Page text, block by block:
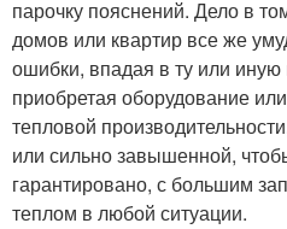
парочку пояснений. Дело в
домов или квартир все же
ошибки, впадая в ту или иную
приобретая оборудование
тепловой
или сильно завышенной,
гарантировано, с большим
теплом в любой ситуации.